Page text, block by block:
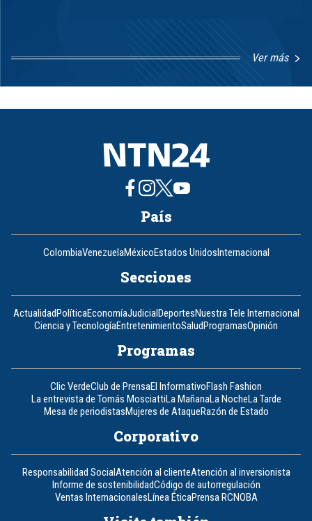
Ver más
1
8
País
ColombiaVenezuelaMéxicoEstados UnidosInternacional
Secciones
ActualidadPolíticaEconomíaJudicialDeportesNuestra Tele Internacional
Ciencia y TecnologíaEntretenimientoSaludProgramasOpinión
Programas
Clic VerdeClub de PrensaEl InformativoFlash Fashion
La entrevista de Tomás MosciattiLa MañanaLa NocheLa Tarde
Mesa de periodistasMujeres de AtaqueRazón de Estado
Corporativo
Responsabilidad SocialAtención al clienteAtención al inversionista
Informe de sostenibilidadCódigo de autorregulación
Ventas InternacionalesLínea ÉticaPrensa RCNOBA